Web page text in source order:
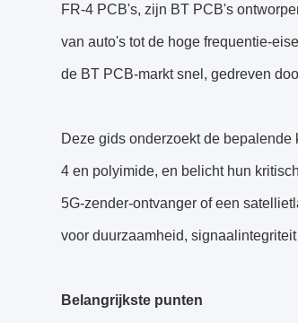
FR-4 PCB's, zijn BT PCB's
van auto's tot de hoge frequentie-
de BT PCB-markt snel, gedreven
Deze gids onderzoekt de
4 en polyimide, en belicht hun
5G-zender-ontvanger of een
voor duurzaamheid,
Belangrijkste punten